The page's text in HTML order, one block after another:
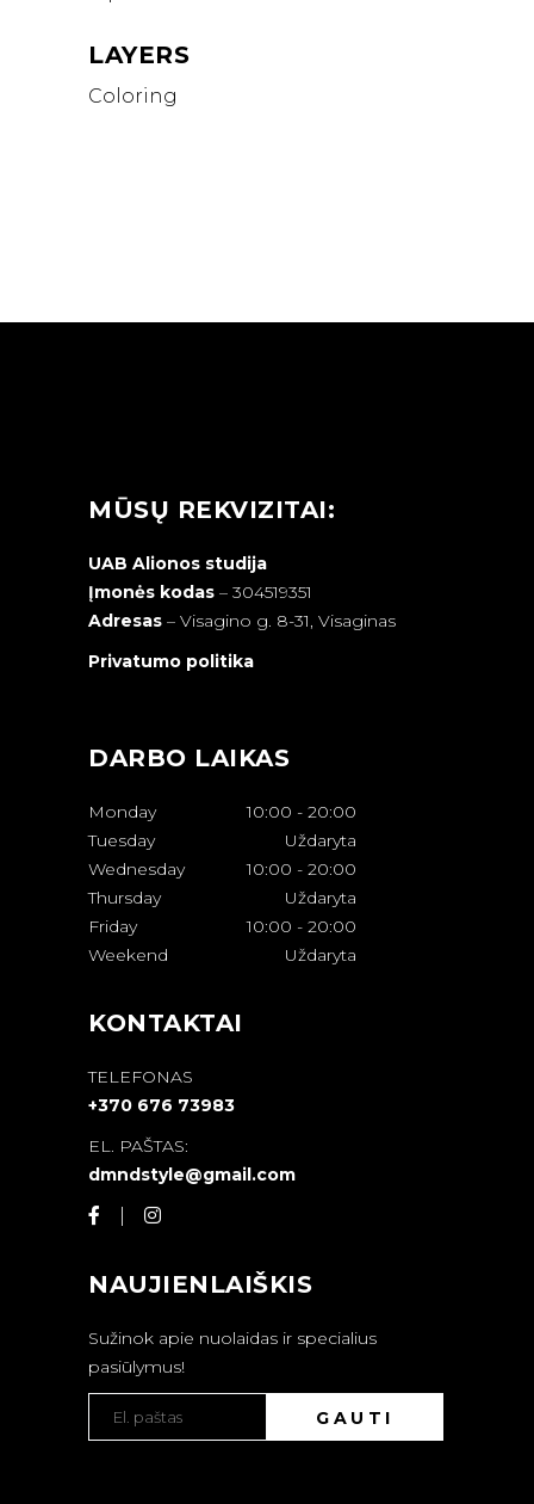
LAYERS
Coloring
MŪSŲ REKVIZITAI:
UAB Alionos studija
Įmonės kodas – 304519351
Adresas – Visagino g. 8-31, Visaginas
Privatumo politika
DARBO LAIKAS
Monday 10:00 - 20:00
Tuesday
Uždaryta
Wednesday
10:00 - 20:00
Thursday
Uždaryta
Friday
10:00 - 20:00
Weekend
Uždaryta
KONTAKTAI
TELEFONAS
+370 676 73983
EL. PAŠTAS:
dmndstyle@gmail.com
NAUJIENLAIŠKIS
Sužinok apie nuolaidas ir specialius
pasiūlymus!